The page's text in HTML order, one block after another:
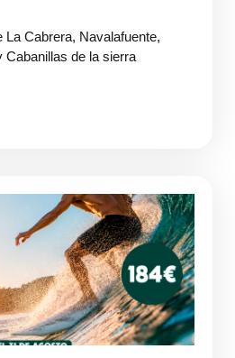
La Cabrera, Navalafuente,
Cabanillas de la sierra